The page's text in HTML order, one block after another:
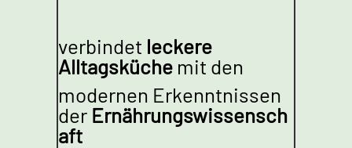
verbindet leckere
Alltagsküchemit den
modernen Erkenntnissen
der Ernährungswissensch
aft